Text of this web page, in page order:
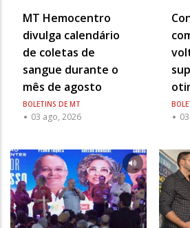
MT Hemocentro
divulga calendário
de coletas de
sangue durante o
mês de agosto
BOLETINS DE MT
03 ago, 2026